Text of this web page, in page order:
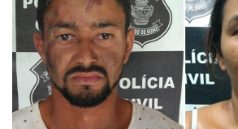
u
m
e
-
m
a